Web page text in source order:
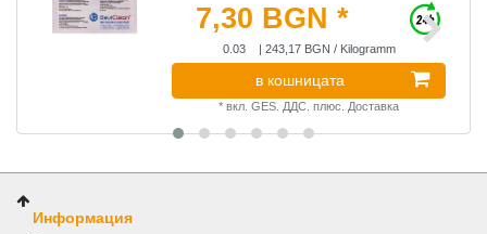
7,30 BGN *
0.03 | 243,17 BGN / Kilogramm
в кошницата
* вкл. GES. ДДС. плюс. Доставка
Информация